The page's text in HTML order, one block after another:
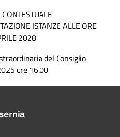
ISTANZE ALLE ORE
2028
del Consiglio
ore 16.00